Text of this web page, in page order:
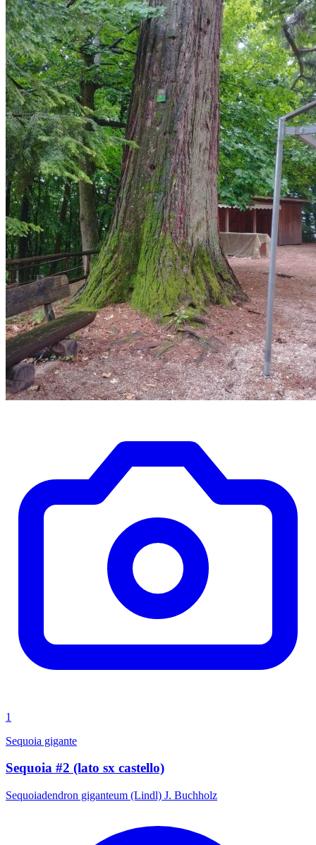
1
Sequoia gigante
Sequoia #2 (lato sx castello)
Sequoiadendron giganteum (Lindl) J. Buchholz